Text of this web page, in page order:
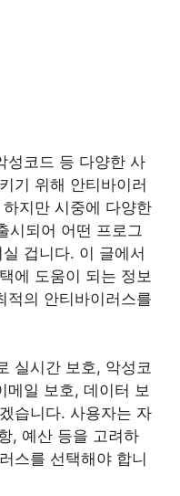
성코드 등 다양한 사
기 위해 안티바이러
지만 시중에 다양한
시되어 어떤 프로그
겁니다. 이 글에서
에 도움이 되는 정보
적의 안티바이러스를
실시간 보호, 악성코
메일 보호, 데이터 보
습니다. 사용자는 자
, 예산 등을 고려하
스를 선택해야 합니